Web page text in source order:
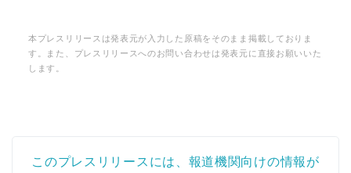
本プレスリリースは発表元が入力した原稿をそのまま掲載しておりま
す。また、プレスリリースへのお問い合わせは発表元に直接お願いいた
します。
このプレスリリースには、報道機関向けの情報が